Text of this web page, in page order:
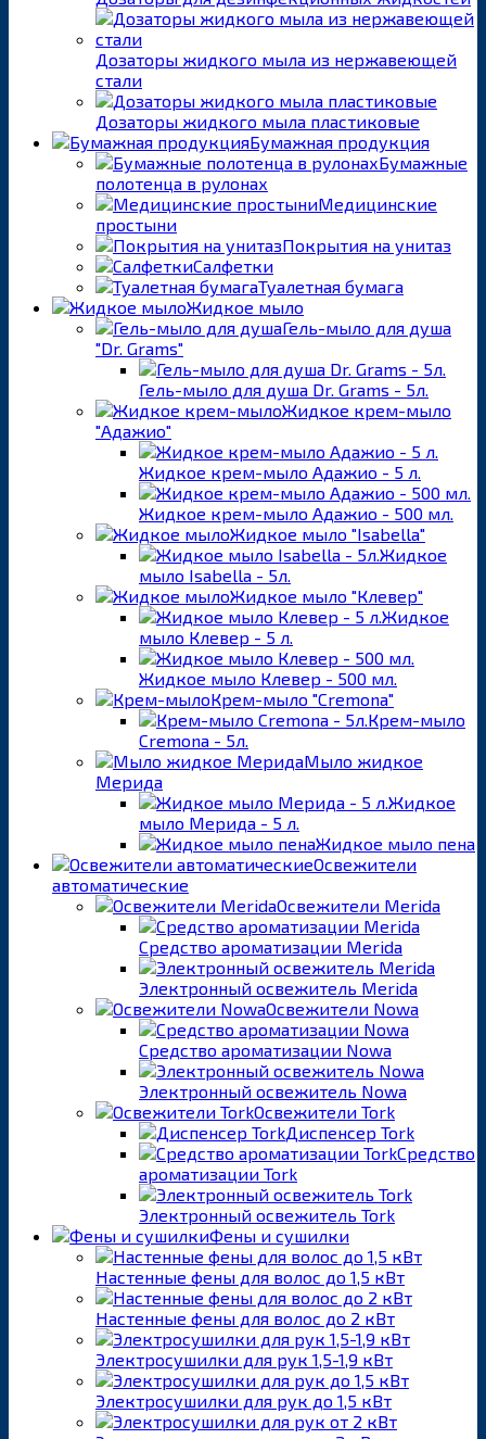
Дозаторы жидкого мыла из нержавеющей
стали
Дозаторы жидкого мыла пластиковые
Бумажная продукция
Бумажные
полотенца в рулонах
Медицинские
простыни
Покрытия на унитаз
Салфетки
Туалетная бумага
Жидкое мыло
Гель-мыло для душа
"Dr. Grams"
Гель-мыло для душа Dr. Grams - 5л.
Жидкое крем-мыло
"Адажио"
Жидкое крем-мыло Адажио - 5 л.
Жидкое крем-мыло Адажио - 500 мл.
Жидкое мыло "Isabella"
Жидкое
мыло Isabella - 5л.
Жидкое мыло "Клевер"
Жидкое
мыло Клевер - 5 л.
Жидкое мыло Клевер - 500 мл.
Крем-мыло "Cremona"
Крем-мыло
Cremona - 5л.
Мыло жидкое
Мерида
Жидкое
мыло Мерида - 5 л.
Жидкое мыло пена
Освежители
автоматические
Освежители Merida
Средство ароматизации Merida
Электронный освежитель Merida
Освежители Nowa
Средство ароматизации Nowa
Электронный освежитель Nowa
Освежители Tork
Диспенсер Tork
Средство
ароматизации Tork
Электронный освежитель Tork
Фены и сушилки
Настенные фены для волос до 1,5 кВт
Настенные фены для волос до 2 кВт
Электросушилки для рук 1,5-1,9 кВт
Электросушилки для рук до 1,5 кВт